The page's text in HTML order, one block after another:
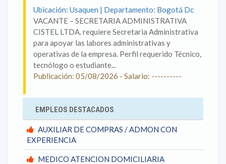
Ubicación: Usaquen | Departamento: Bogotá Dc
VACANTE – SECRETARIA ADMINISTRATIVA
CISTEL LTDA. requiere Secretaria Administrativa
para apoyar las labores administrativas y
operativas de la empresa. Perfil requerido Técnico,
tecnólogo o estudiante...
Publicación: 05/08/2026 - Salario: ----------
EMPLEOS DESTACADOS
AUXILIAR DE COMPRAS / ADMON CON
EXPERIENCIA
MEDICO ATENCION DOMICILIARIA